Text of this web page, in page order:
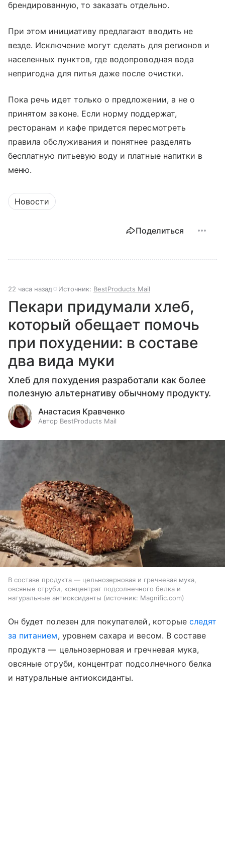
брендированную, то заказать отдельно.
При этом инициативу предлагают вводить не
везде. Исключение могут сделать для регионов и
населенных пунктов, где водопроводная вода
непригодна для питья даже после очистки.
Пока речь идет только о предложении, а не о
принятом законе. Если норму поддержат,
ресторанам и кафе придется пересмотреть
правила обслуживания и понятнее разделять
бесплатную питьевую воду и платные напитки в
меню.
Новости
Поделиться
22 часа назад Источник: BestProducts Mail
Пекари придумали хлеб,
который обещает помочь
при похудении: в составе
два вида муки
Хлеб для похудения разработали как более
полезную альтернативу обычному продукту.
Анастасия Кравченко
Автор BestProducts Mail
В составе продукта — цельнозерновая и гречневая мука,
овсяные отруби, концентрат подсолнечного белка и
натуральные антиоксиданты
источник: Magnific.com
Он будет полезен для покупателей, которыеследят
за питанием, уровнем сахара и весом. В составе
продукта — цельнозерновая и гречневая мука,
овсяные отруби, концентрат подсолнечного белка
и натуральные антиоксиданты.